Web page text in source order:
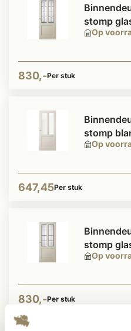
Op
stomp
830,-Per stuk
Op
stomp
647,45Per stuk
Op
stomp
830,-Per stuk